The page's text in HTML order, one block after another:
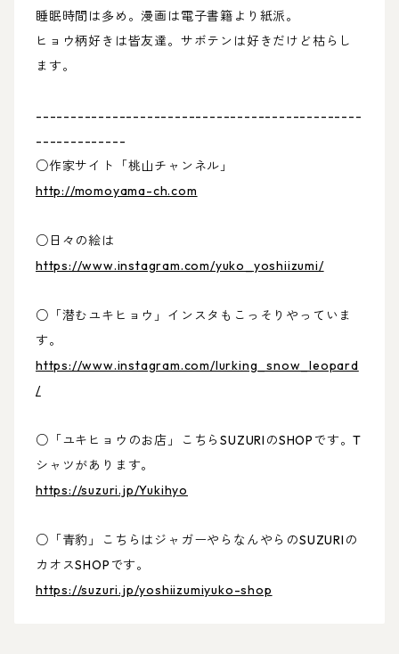
睡眠時間は多め。漫画は電子書籍より紙派。
ヒョウ柄好きは皆友達。サボテンは好きだけど枯らし
ます。
-----------------------------------------------
-------------
○作家サイト「桃山チャンネル」
http://momoyama-ch.com
○日々の絵は
https://www.instagram.com/yuko_yoshiizumi/
○「潜むユキヒョウ」インスタもこっそりやっていま
す。
https://www.instagram.com/lurking_snow_leopard
/
○「ユキヒョウのお店」こちらSUZURIのSHOPです。T
シャツがあります。
https://suzuri.jp/Yukihyo
○「青豹」こちらはジャガーやらなんやらのSUZURIの
カオスSHOPです。
https://suzuri.jp/yoshiizumiyuko-shop